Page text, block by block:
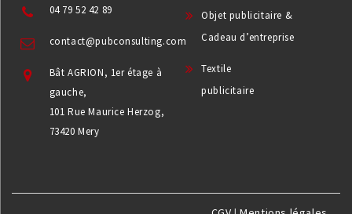
04 79 52 42 89
contact@pubconsulting.com
Bât AGRION, 1er étage à
gauche,
101 Rue Maurice Herzog,
73420 Mery
Objet publicitaire &
Cadeau d’entreprise
Textile
publicitaire